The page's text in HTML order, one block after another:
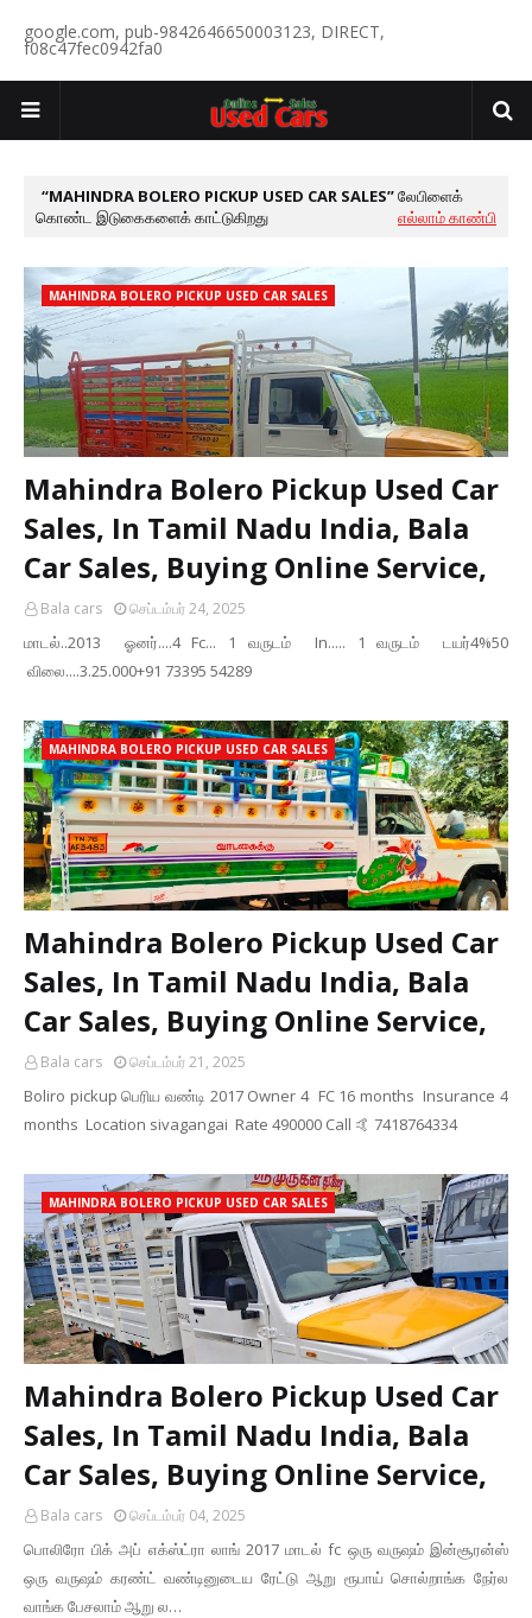
google.com, pub-9842646650003123, DIRECT,
f08c47fec0942fa0
MAHINDRA BOLERO PICKUP USED CAR SALES லேபிளைக்
கொண்ட இடுகைகளைக் காட்டுகிறது
எல்லாம் காண்பி
MAHINDRA BOLERO PICKUP USED CAR SALES
Mahindra Bolero Pickup Used Car
Sales, In Tamil Nadu India, Bala
Car Sales, Buying Online Service,
Bala cars செப்டம்பர் 24, 2025
மாடல்..2013 ஓனர்....4 Fc... 1 வருடம் In..... 1 வருடம் டயர்4%50
விலை....3.25.000+91 73395 54289
MAHINDRA BOLERO PICKUP USED CAR SALES
Mahindra Bolero Pickup Used Car
Sales, In Tamil Nadu India, Bala
Car Sales, Buying Online Service,
Bala cars செப்டம்பர் 21, 2025
Boliro pickup பெரிய வண்டி 2017 Owner 4 FC 16 months Insurance 4
months Location sivagangai Rate 490000 Call 🤙 7418764334
MAHINDRA BOLERO PICKUP USED CAR SALES
Mahindra Bolero Pickup Used Car
Sales, In Tamil Nadu India, Bala
Car Sales, Buying Online Service,
Bala cars செப்டம்பர் 04, 2025
பொலிரோ பிக் அப் எக்ஸ்ட்ரா லாங் 2017 மாடல் fc ஒரு வருஷம் இன்சூரன்ஸ்
ஒரு வருஷம் கரண்ட் வண்டினுடைய ரேட்டு ஆறு ரூபாய் சொல்றாங்க நேர்ல
வாங்க பேசலாம் ஆறு ல…